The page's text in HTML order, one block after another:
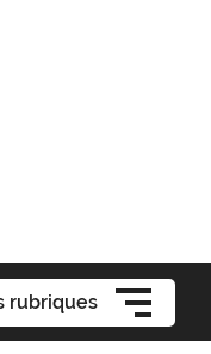
rubriques